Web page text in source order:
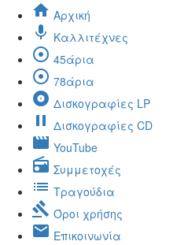
home Αρχική
mic Καλλιτέχνες
adjust 45άρια
adjust 78άρια
album Δισκογραφίες LP
pause Δισκογραφίες CD
movie YouTube
radio Συμμετοχές
list Τραγούδια
gavel Όροι χρήσης
mail Επικοινωνία